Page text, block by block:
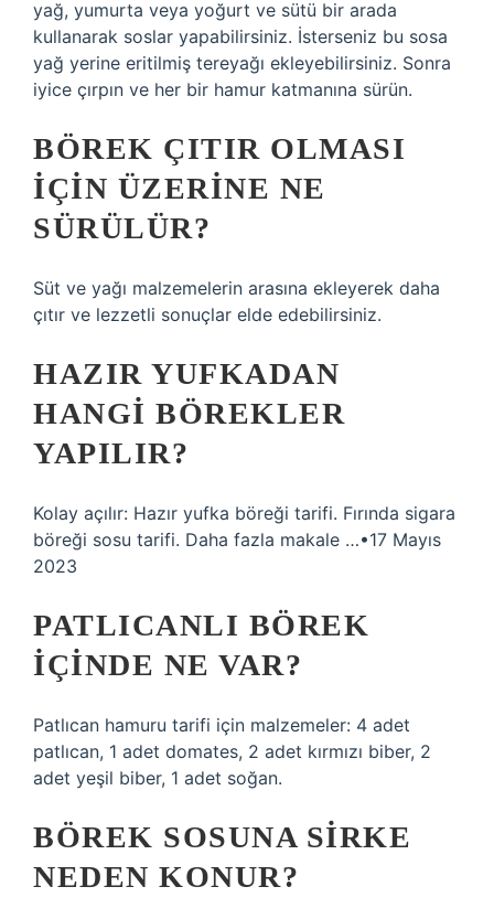
yağ, yumurta veya yoğurt ve sütü bir arada
kullanarak soslar yapabilirsiniz. İsterseniz bu sosa
yağ yerine eritilmiş tereyağı ekleyebilirsiniz. Sonra
iyice çırpın ve her bir hamur katmanına sürün.
BÖREK ÇITIR OLMASI
IÇIN ÜZERINE NE
SÜRÜLÜR?
Süt ve yağı malzemelerin arasına ekleyerek daha
çıtır ve lezzetli sonuçlar elde edebilirsiniz.
HAZIR YUFKADAN
HANGI BÖREKLER
YAPILIR?
Kolay açılır: Hazır yufka böreği tarifi. Fırında sigara
böreği sosu tarifi. Daha fazla makale …•17 Mayıs
2023
PATLICANLI BÖREK
IÇINDE NE VAR?
Patlıcan hamuru tarifi için malzemeler: 4 adet
patlıcan, 1 adet domates, 2 adet kırmızı biber, 2
adet yeşil biber, 1 adet soğan.
BÖREK SOSUNA SIRKE
NEDEN KONUR?